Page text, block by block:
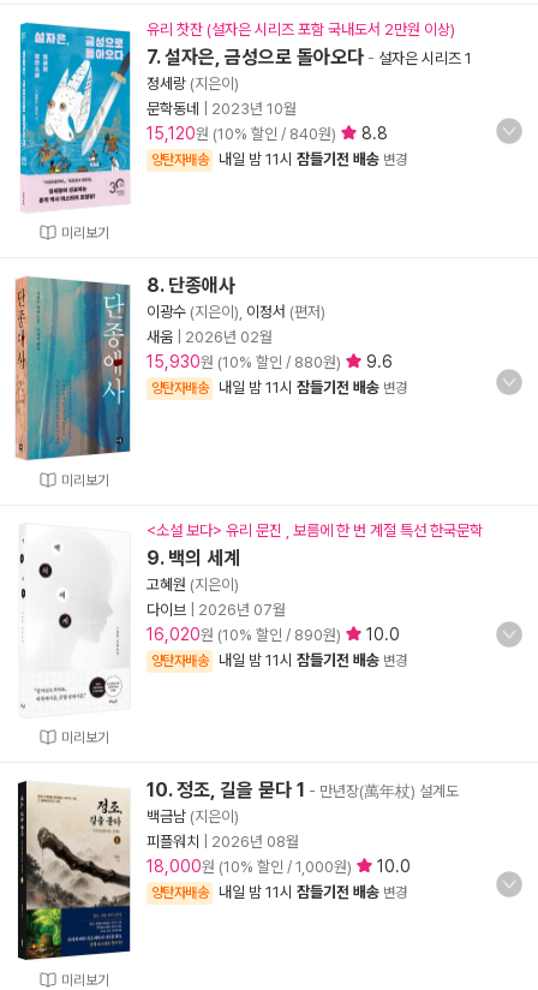
미리보기
유리 찻잔 (설자은 시리즈 포함 국내도서 2만원 이상)
7. 설자은, 금성으로 돌아오다 - 설자은 시리즈 1
정세랑 (지은이)
문학동네
2023년 10월
15,120원 (10% 할인 / 840원) 8.8
양탄자배송 내일 밤 11시 잠들기전 배송 변경
미리보기
8. 단종애사
이광수 (지은이), 이정서 (편저)
새움
2026년 02월
15,930원 (10% 할인 / 880원) 9.6
양탄자배송 내일 밤 11시 잠들기전 배송 변경
미리보기
<소설 보다> 유리 문진 , 보름에 한 번 계절 특선 한국문학
9. 백의 세계
고혜원 (지은이)
다이브
2026년 07월
16,020원 (10% 할인 / 890원) 10.0
양탄자배송 내일 밤 11시 잠들기전 배송 변경
미리보기
10. 정조, 길을 묻다 1 - 만년장(萬年杖) 설계도
백금남 (지은이)
피플워치
2026년 08월
18,000원 (10% 할인 / 1,000원) 10.0
양탄자배송 내일 밤 11시 잠들기전 배송 변경